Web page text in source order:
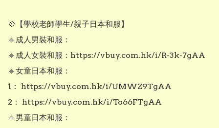
💠【學校老師學生/親子日本和服】
🔹成人男裝和服：
🔹成人女裝和服：https://vbuy.com.hk/i/R-3k-7gAA
🔹女童日本和服：
1： https://vbuy.com.hk/i/UMWZ9TgAA
2： https://vbuy.com.hk/i/To66FTgAA
🔹男童日本和服：